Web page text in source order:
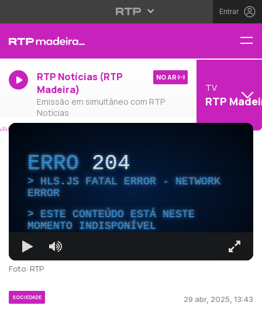
Entrar
RTP Notícias (RTP
Madeira)
Emissão em simultâneo com RTP
Notícias
NO AR
TV
RTP
ERRO204
HLS.JS FATAL ERROR - NETWORK
ERROR
ESTE CONTEÚDO ESTÁ NESTE
MOMENTO INDISPONÍVEL
Foto: RTP
SOCIEDADE 29 abr, 2025, 13:43